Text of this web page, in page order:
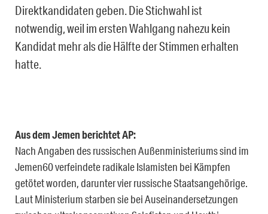
Direktkandidaten geben. Die Stichwahl ist
notwendig, weil im ersten Wahlgang nahezu kein
Kandidat mehr als die Hälfte der Stimmen erhalten
hatte.
Aus dem Jemen berichtet AP:
Nach Angaben des russischen Außenministeriums sind im
Jemen60 verfeindete radikale Islamisten bei Kämpfen
getötet worden, darunter vier russische Staatsangehörige.
Laut Ministerium starben sie bei Auseinandersetzungen